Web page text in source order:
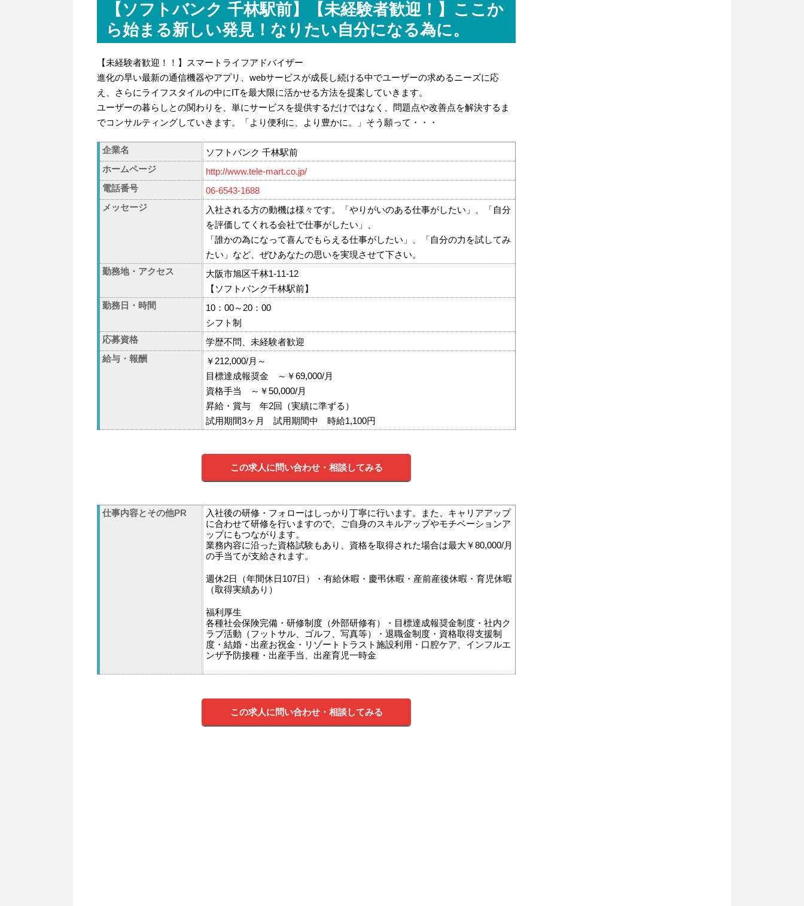
【ソフトバンク 千林駅前】【未経験者歓迎！】ここか
ら始まる新しい発見！なりたい自分になる為に。
【未経験者歓迎！！】スマートライフアドバイザー
進化の早い最新の通信機器やアプリ、webサービスが成長し続ける中でユーザーの求めるニーズに応
え、さらにライフスタイルの中にITを最大限に活かせる方法を提案していきます。
ユーザーの暮らしとの関わりを、単にサービスを提供するだけではなく、問題点や改善点を解決するま
でコンサルティングしていきます。「より便利に、より豊かに。」そう願って・・・
企業名
ソフトバンク 千林駅前
ホームページ
http://www.tele-mart.co.jp/
電話番号
06-6543-1688
メッセージ
入社される方の動機は様々です。「やりがいのある仕事がしたい」、「自分
を評価してくれる会社で仕事がしたい」、
「誰かの為になって喜んでもらえる仕事がしたい」、「自分の力を試してみ
たい」など、ぜひあなたの思いを実現させて下さい。
勤務地・アクセス
大阪市旭区千林1-11-12
【ソフトバンク千林駅前】
勤務日・時間
10：00～20：00
シフト制
応募資格
学歴不問、未経験者歓迎
給与・報酬
￥212,000/月～
目標達成報奨金 ～￥69,000/月
資格手当 ～￥50,000/月
昇給・賞与 年2回（実績に準ずる）
試用期間3ヶ月 試用期間中 時給1,100円
この求人に問い合わせ・相談してみる
仕事内容とその他PR
入社後の研修・フォローはしっかり丁寧に行います。また、キャリアアップ
に合わせて研修を行いますので、ご自身のスキルアップやモチベーションア
ップにもつながります。
業務内容に沿った資格試験もあり、資格を取得された場合は最大￥80,000/月
の手当てが支給されます。
週休2日（年間休日107日）・有給休暇・慶弔休暇・産前産後休暇・育児休暇
（取得実績あり）
福利厚生
各種社会保険完備・研修制度（外部研修有）・目標達成報奨金制度・社内ク
ラブ活動（フットサル、ゴルフ、写真等）・退職金制度・資格取得支援制
度・結婚・出産お祝金・リゾートトラスト施設利用・口腔ケア、インフルエ
ンザ予防接種・出産手当、出産育児一時金
この求人に問い合わせ・相談してみる